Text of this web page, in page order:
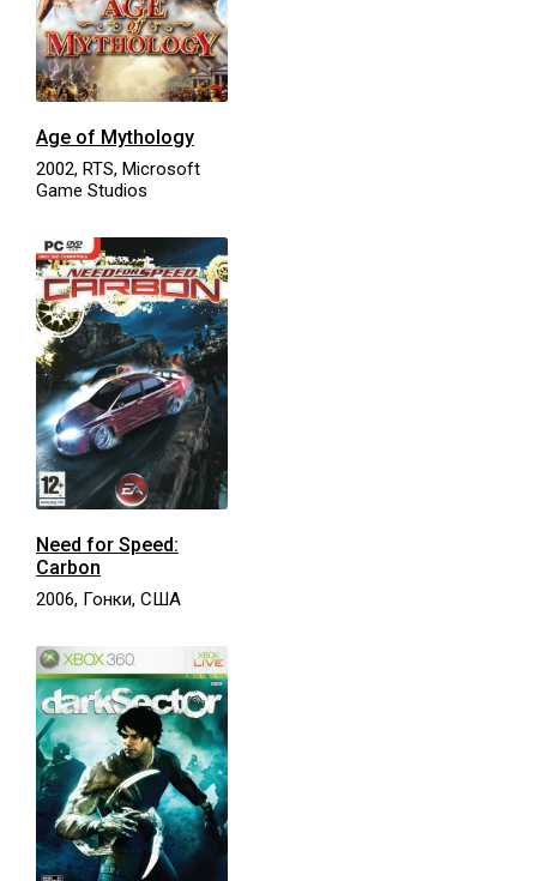
Age of Mythology
2002, RTS, Microsoft
Game Studios
Need for Speed:
Carbon
2006, Гонки, США